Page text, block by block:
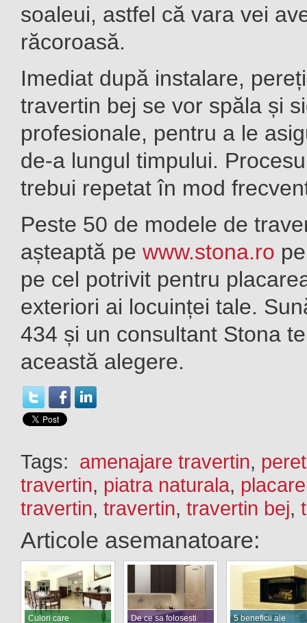
soaleui, astfel că vara vei
răcoroasă.
Imediat după instalare,
travertin bej se vor spăla și
profesionale, pentru a le
de-a lungul timpului.
trebui repetat în mod
Peste 50 de modele de
așteaptă pe www.stona.ro
pe cel potrivit pentru
exteriori ai locuinței tale.
434 și un consultant Stona
această alegere.
Tags: amenajare travertin,
travertin, piatra naturala,
travertin, travertin, travertin bej,
Articole asemanatoare:
Culori care De ce sa folosesti 5 beneficii ale